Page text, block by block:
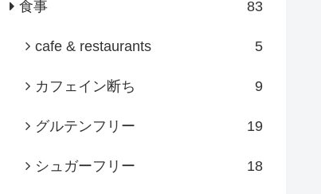
食事 83
cafe & restaurants 5
カフェイン断ち 9
グルテンフリー 19
シュガーフリー 18